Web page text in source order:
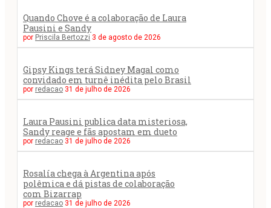
Quando Chove é a colaboração de Laura
Pausini e Sandy
por Priscila Bertozzi 3 de agosto de 2026
Gipsy Kings terá Sidney Magal como
convidado em turnê inédita pelo Brasil
por redacao 31 de julho de 2026
Laura Pausini publica data misteriosa,
Sandy reage e fãs apostam em dueto
por redacao 31 de julho de 2026
Rosalía chega à Argentina após
polêmica e dá pistas de colaboração
com Bizarrap
por redacao 31 de julho de 2026